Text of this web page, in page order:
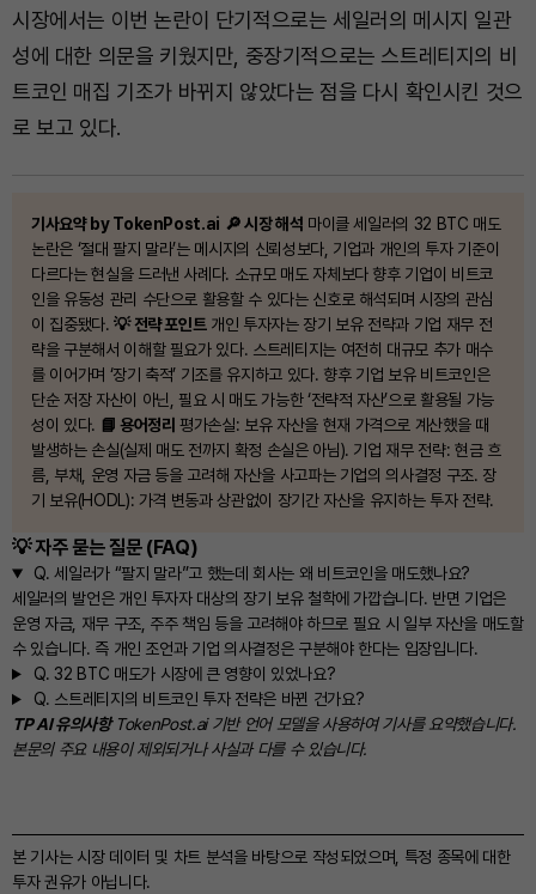
시장에서는 이번 논란이 단기적으로는 세일러의 메시지 일관
성에 대한 의문을 키웠지만, 중장기적으로는 스트레티지의 비
트코인 매집 기조가 바뀌지 않았다는 점을 다시 확인시킨 것으
로 보고 있다.
기사요약 by TokenPost.ai 🔎 시장 해석 마이클 세일러의 32 BTC 매도
논란은 ‘절대 팔지 말라’는 메시지의 신뢰성보다, 기업과 개인의 투자 기준이
다르다는 현실을 드러낸 사례다. 소규모 매도 자체보다 향후 기업이 비트코
인을 유동성 관리 수단으로 활용할 수 있다는 신호로 해석되며 시장의 관심
이 집중됐다.💡 전략 포인트개인 투자자는 장기 보유 전략과 기업 재무 전
략을 구분해서 이해할 필요가 있다. 스트레티지는 여전히 대규모 추가 매수
를 이어가며 ‘장기 축적’ 기조를 유지하고 있다. 향후 기업 보유 비트코인은
단순 저장 자산이 아닌, 필요 시 매도 가능한 ‘전략적 자산’으로 활용될 가능
성이 있다. 📘 용어정리 평가손실: 보유 자산을 현재 가격으로 계산했을 때
발생하는 손실(실제 매도 전까지 확정 손실은 아님). 기업 재무 전략: 현금 흐
름, 부채, 운영 자금 등을 고려해 자산을 사고파는 기업의 의사결정 구조. 장
기 보유(HODL): 가격 변동과 상관없이 장기간 자산을 유지하는 투자 전략.
💡 자주 묻는 질문 (FAQ)
Q. 세일러가 “팔지 말라”고 했는데 회사는 왜 비트코인을 매도했나요?
세일러의 발언은 개인 투자자 대상의 장기 보유 철학에 가깝습니다. 반면 기업은
운영 자금, 재무 구조, 주주 책임 등을 고려해야 하므로 필요 시 일부 자산을 매도할
수 있습니다. 즉 개인 조언과 기업 의사결정은 구분해야 한다는 입장입니다.
Q. 32 BTC 매도가 시장에 큰 영향이 있었나요?
Q. 스트레티지의 비트코인 투자 전략은 바뀐 건가요?
TP AI 유의사항TokenPost.ai 기반 언어 모델을 사용하여 기사를 요약했습니다.
본문의 주요 내용이 제외되거나 사실과 다를 수 있습니다.
본 기사는 시장 데이터 및 차트 분석을 바탕으로 작성되었으며, 특정 종목에 대한
투자 권유가 아닙니다.